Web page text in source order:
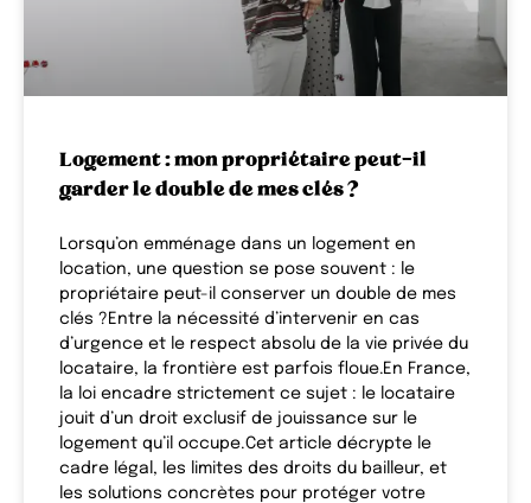
Logement : mon propriétaire peut-il
garder le double de mes clés ?
Lorsqu’on emménage dans un logement en
location, une question se pose souvent : le
propriétaire peut-il conserver un double de mes
clés ?Entre la nécessité d’intervenir en cas
d’urgence et le respect absolu de la vie privée du
locataire, la frontière est parfois floue.En France,
la loi encadre strictement ce sujet : le locataire
jouit d’un droit exclusif de jouissance sur le
logement qu’il occupe.Cet article décrypte le
cadre légal, les limites des droits du bailleur, et
les solutions concrètes pour protéger votre